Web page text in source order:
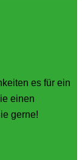
es für ein
einen
gerne!